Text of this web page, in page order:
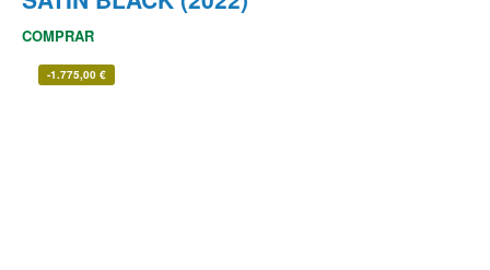
COMPRAR
-1.775,00 €